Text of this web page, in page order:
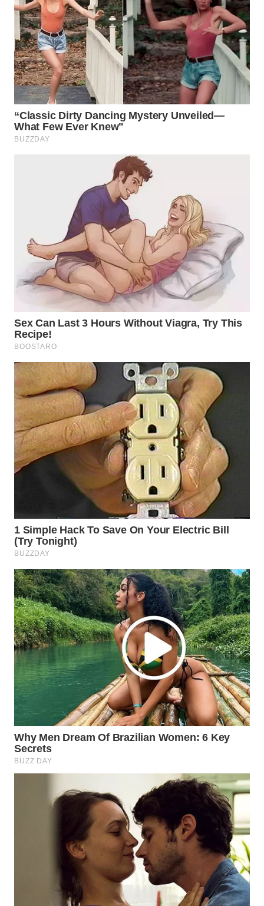
WN
TANGERANG
WN
BINJAI
WN
CIREBON
WN
MAJALENGKA
SUBANG
WN
SUKABUMI
PURWAKARTA
WN
PRIANGAN
TIMUR
WN
SEMARANG
WN
BOROBUDUR
WN
MADURA
WN
SURABAYA
WN
NATUNA
WN
BINTAN
WN